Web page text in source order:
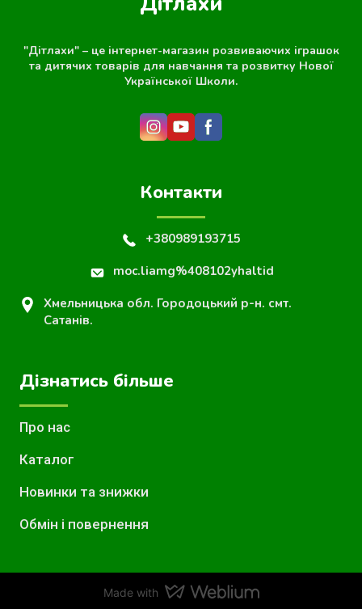
"Дітлахи" – це інтернет-магазин розвиваючих іграшок
та дитячих товарів для навчання та розвитку Нової
Української Школи.
Контакти
+380989193715
moc.liamg%408102yhaltid
Хмельницька обл. Городоцький р-н. смт.
Сатанів.
Дізнатись більше
Про нас
Каталог
Новинки та знижки
Обмін і повернення
Made with